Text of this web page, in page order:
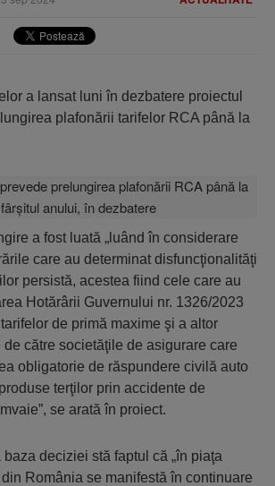
a lansat luni în dezbatere proiectul
plafonării tarifelor RCA până la
a fost luată „luând în considerare
care au determinat disfuncţionalităţi
persistă, acestea fiind cele care au
Hotărârii Guvernului nr. 1326/2023
de primă maxime şi a altor
către societăţile de asigurare care
obligatorie de răspundere civilă auto
terţilor prin accidente de
se arată în proiect.
baza deciziei stă faptul că „în piaţa
România se manifestă în continuare